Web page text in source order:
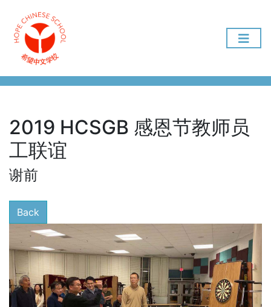
2019 HCSGB 感恩节教师员
工联谊
谢前
Back